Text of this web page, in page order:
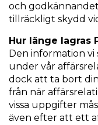
och
tillräckligt skydd
Hur länge lagras
Den information vi
under vår
dock att ta bort
från när
vissa uppgifter
även efter att ett